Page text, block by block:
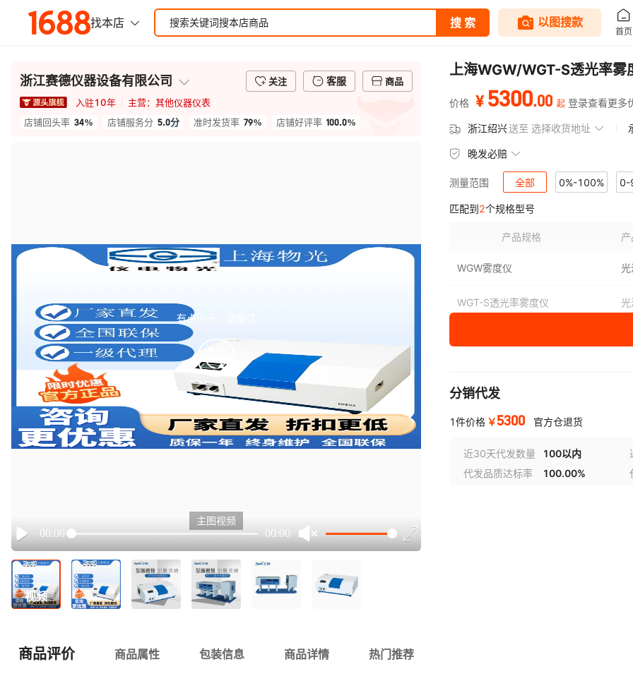
浙江赛德仪器设备有限公司 关注 客服
商品
入驻10年 主营：其他仪器仪表
店铺回头率 34% 店铺服务分 5.0分 准时发货率 79% 店铺好评率 100.0%
有点小卡，请重试
retry
Play
00:00 00:00
主图视频
视频
上海WGW/WGT-S透光率雾
价格 ¥ 5300.00 起 登录查看更多
浙江绍兴送至 选择收货地址
晚发必赔
测量范围 全部 0%-100% 0-
匹配到2个规格型号
产品规格
WGW雾度仪 光
WGT-S透光率雾度仪
分销代发
1件价格 ￥5300 官方仓退货
近30天代发数量 100以内
代发品质达标率
100.00%
商品评价 商品属性 包装信息 商品详情 热门推荐